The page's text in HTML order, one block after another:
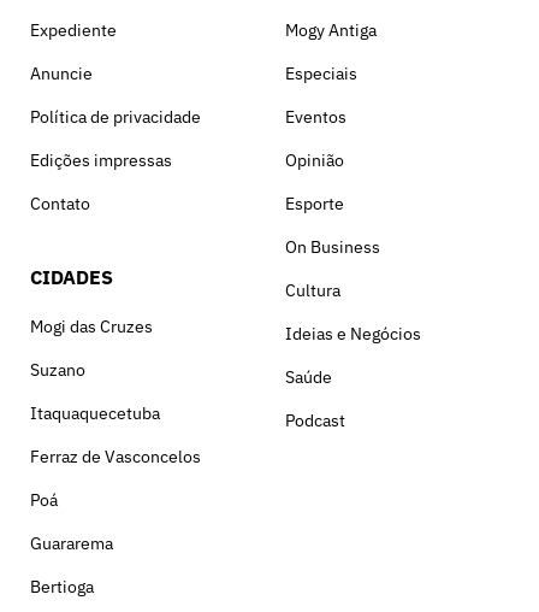
Expediente
Anuncie
Política de privacidade
Edições impressas
Contato
CIDADES
Mogi das Cruzes
Suzano
Itaquaquecetuba
Ferraz de Vasconcelos
Poá
Guararema
Bertioga
Mogy Antiga
Especiais
Eventos
Opinião
Esporte
On Business
Cultura
Ideias e Negócios
Saúde
Podcast